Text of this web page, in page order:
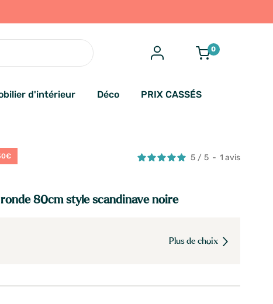
0
d'intérieur Déco PRIX CASSÉS
ronde 80cm style scandinave noire
5 / 5 - 1avis
Plus de choix